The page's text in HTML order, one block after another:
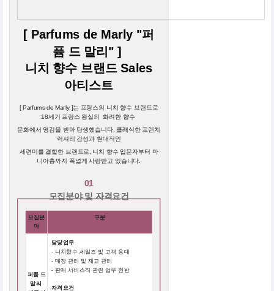
[ Parfums de Marly "퍼
퓸 드 말리" ]
니치 향수 브랜드 Sales
아티스트
[ Parfums de Marly ]는 프랑스의 니치 향수 브랜드로
18세기 프랑스 왕실의 화려한 향수
문화에서 영감을 받아 탄생했습니다. 클래식한 프렌치
럭셔리 감성과 현대적인
세련미를 결합한 브랜드로, 니치 향수 입문자부터 마
니아층까지 폭넓게 사랑받고 있습니다.
01
모집분야 및 자격요건
모집분
야
구분
퍼퓸 드
말리
담당업무
- 니치향수 세일즈 및 고객 응대
- 매장 관리 및 재고 관리
- 판매 서비스직 관련 업무 전반
자격요건